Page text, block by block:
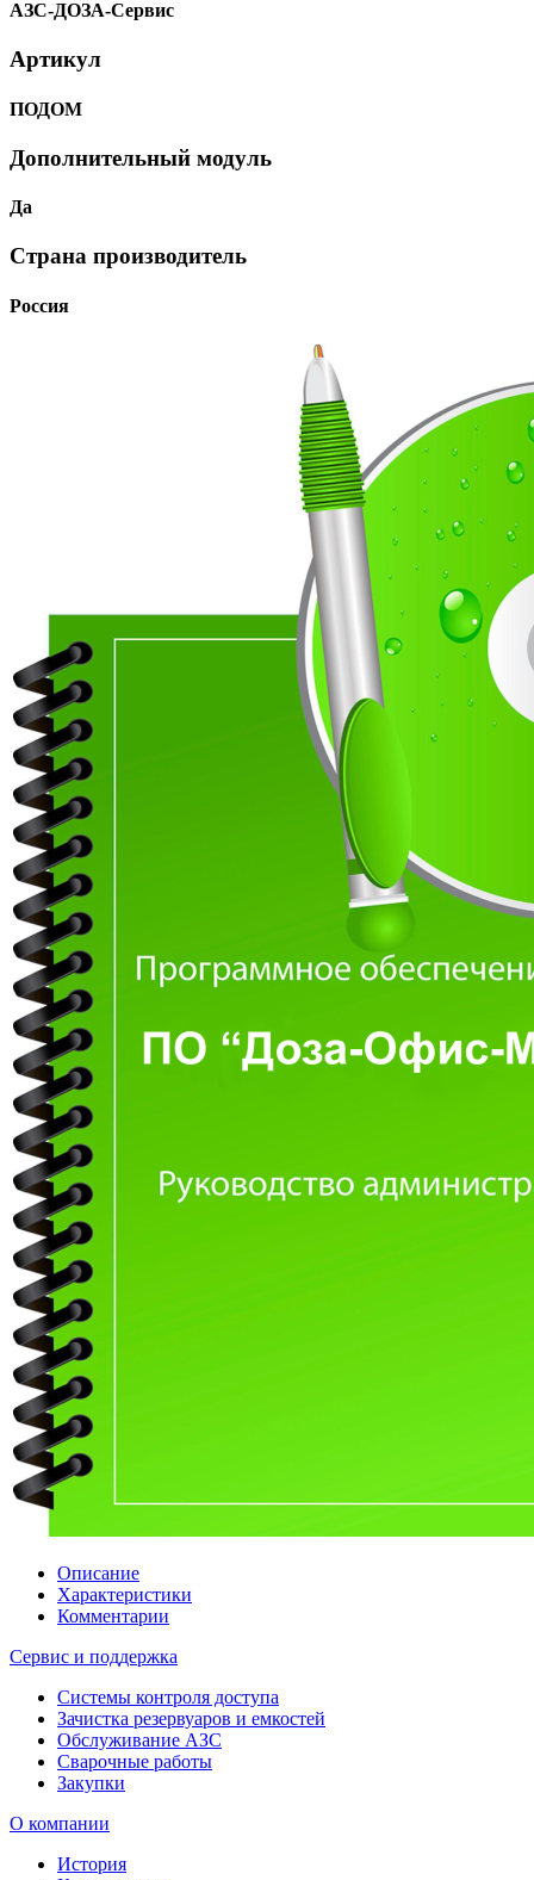
АЗС-ДОЗА-Сервис
Артикул
ПОДОМ
Дополнительный модуль
Да
Страна производитель
Россия
Описание
Характеристики
Комментарии
Сервис и поддержка
Системы контроля доступа
Зачистка резервуаров и емкостей
Обслуживание АЗС
Сварочные работы
Закупки
О компании
История